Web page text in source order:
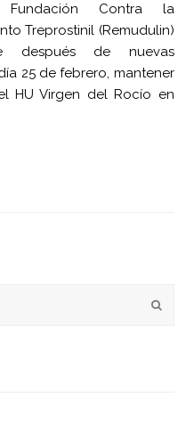
Fundación Contra la
Treprostinil (Remudulin)
después de nuevas
25 de febrero, mantener
HU Virgen del Rocío en